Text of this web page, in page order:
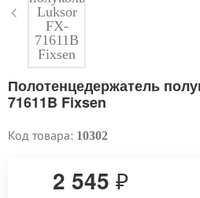
Полотенцедержатель
71611B Fixsen
Код товара: 10302
2 545₽